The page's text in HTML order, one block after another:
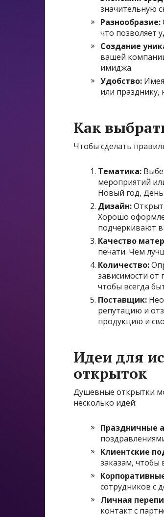
значительную
Разнообразие:
что позволяет
Создание
вашей
имиджа.
Удобство:
или празднику,
Как
Чтобы сделать
Тематика:
мероприятий
Новый год,
Дизайн:
Хорошо
подчеркивают
Качество
печати. Чем
Количество:
зависимости от
чтобы всегда
Поставщик:
репутацию и
продукцию и
Идеи для
открыток
Душевные открытки
несколько идей:
Праздничные
Клиентские
заказам, чтобы
сотрудников с
Личная
контакт с